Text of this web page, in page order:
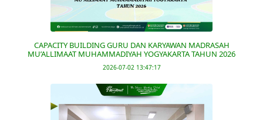
CAPACITY BUILDING GURU DAN KARYAWAN MADRASAH
MU’ALLIMAAT MUHAMMADIYAH YOGYAKARTA TAHUN 2026
2026-07-02 13:47:17